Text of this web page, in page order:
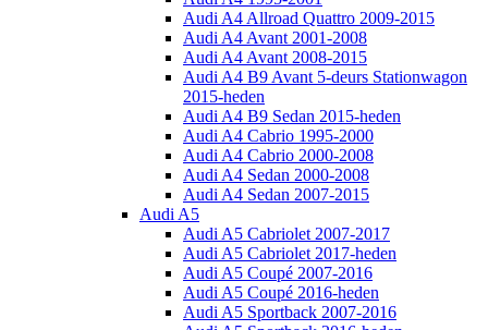
Audi A4 Allroad Quattro 2009-2015
Audi A4 Avant 2001-2008
Audi A4 Avant 2008-2015
Audi A4 B9 Avant 5-deurs Stationwagon
2015-heden
Audi A4 B9 Sedan 2015-heden
Audi A4 Cabrio 1995-2000
Audi A4 Cabrio 2000-2008
Audi A4 Sedan 2000-2008
Audi A4 Sedan 2007-2015
Audi A5
Audi A5 Cabriolet 2007-2017
Audi A5 Cabriolet 2017-heden
Audi A5 Coupé 2007-2016
Audi A5 Coupé 2016-heden
Audi A5 Sportback 2007-2016